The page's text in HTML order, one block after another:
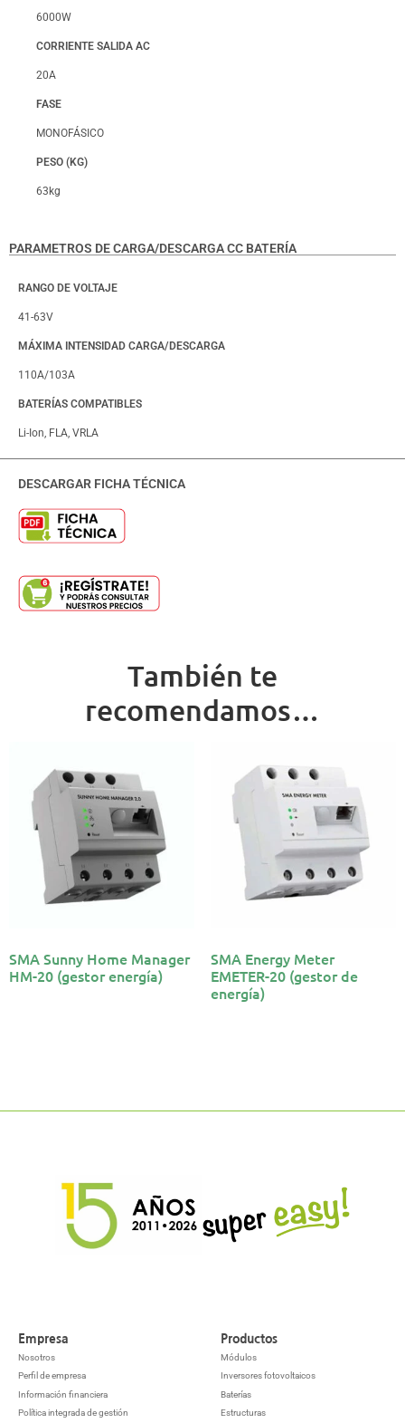
6000W
CORRIENTE SALIDA AC
20A
FASE
MONOFÁSICO
PESO (KG)
63kg
PARAMETROS DE CARGA/DESCARGA CC BATERÍA
RANGO DE VOLTAJE
41-63V
MÁXIMA INTENSIDAD CARGA/DESCARGA
110A/103A
BATERÍAS COMPATIBLES
Li-Ion, FLA, VRLA
DESCARGAR FICHA TÉCNICA
También te
recomendamos…
SMA Sunny Home Manager
HM-20 (gestor energía)
SMA Energy Meter
EMETER-20 (gestor de
energía)
Empresa
Nosotros
Perfil de empresa
Información financiera
Política integrada de gestión
Productos
Módulos
Inversores fotovoltaicos
Baterías
Estructuras